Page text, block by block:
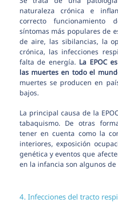
naturaleza crónica e
correcto funcionamiento
síntomas más populares de
de aire, las sibilancias, la
crónica, las infecciones
falta de energía. La EPOC
las muertes en todo el
muertes se producen en
bajos.
La principal causa de la
tabaquismo. De otras
tener en cuenta como la
interiores, exposición
genética y eventos que
en la infancia son algunos de
4. Infecciones del tracto